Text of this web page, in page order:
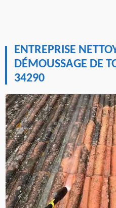
ENTREPRISE
DÉMOUSSAGE DE
34290